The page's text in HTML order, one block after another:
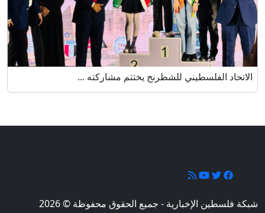
الاتحاد الفلسطيني للشطرنج يختتم مشاركته ...
شبكة فلسطين الإخبارية - جميع الحقوق محفوظة © 2026